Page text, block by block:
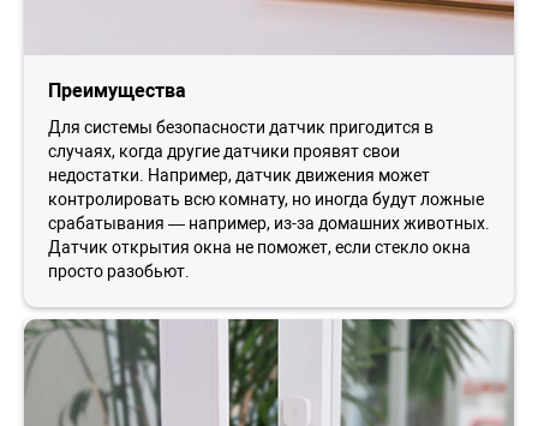
Преимущества
Для системы безопасности датчик пригодится в
случаях, когда другие датчики проявят свои
недостатки. Например, датчик движения может
контролировать всю комнату, но иногда будут ложные
срабатывания — например, из-за домашних животных.
Датчик открытия окна не поможет, если стекло окна
просто разобьют.